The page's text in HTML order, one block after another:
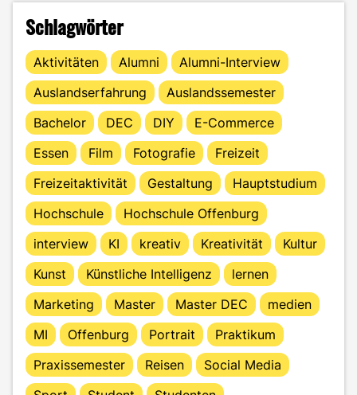
Schlagwörter
Aktivitäten Alumni
Alumni-Interview
Auslandserfahrung
Auslandssemester
Bachelor
DEC DIY
E-Commerce
Essen
Film Fotografie
Freizeit
Freizeitaktivität
Gestaltung
Hauptstudium
Hochschule
Hochschule Offenburg
interview
KI kreativ Kreativität
Kultur
Kunst
Künstliche Intelligenz
lernen
Marketing
Master Master DEC
medien
MI
Offenburg Portrait
Praktikum
Praxissemester
Reisen
Social Media